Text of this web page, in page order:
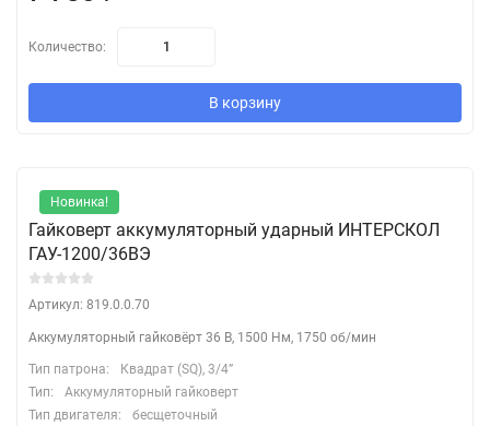
Количество:
В корзину
Новинка!
Гайковерт аккумуляторный ударный ИНТЕРСКОЛ
ГАУ-1200/36ВЭ
Артикул: 819.0.0.70
Аккумуляторный гайковёрт 36 В, 1500 Нм, 1750 об/мин
Тип патрона:
Квадрат (SQ), 3/4”
Тип:
Аккумуляторный гайковерт
Тип двигателя:
бесщеточный